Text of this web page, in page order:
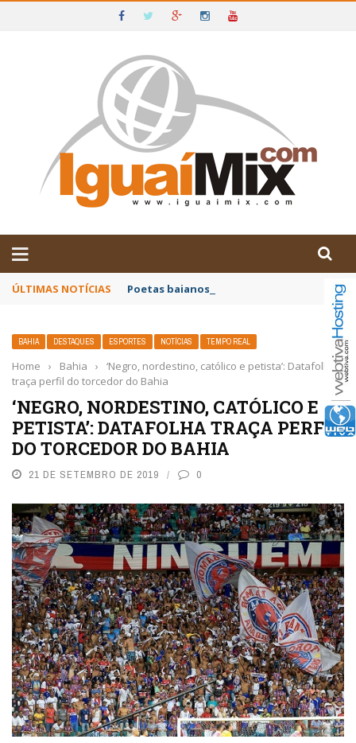
IGUAÍ E SUDOESTE DA BAHIA
ÚLTIMAS NOTÍCIAS Poetas baianos representam o Brasil no
BAHIA DESTAQUES ESPORTES NOTÍCIAS TEMPO REAL
Home › Bahia ›
‘Negro, nordestino, católico e petista’: Datafolha
traça perfil do torcedor do Bahia
‘NEGRO, NORDESTINO, CATÓLICO E
PETISTA’: DATAFOLHA TRAÇA PERFIL
DO TORCEDOR DO BAHIA
21 DE SETEMBRO DE 2019 0